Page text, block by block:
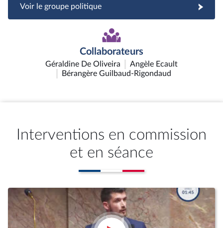
Voir le groupe politique
Collaborateurs
Géraldine De Oliveira
Angèle Ecault
Bérangère Guilbaud-Rigondaud
Interventions en commission
et en séance